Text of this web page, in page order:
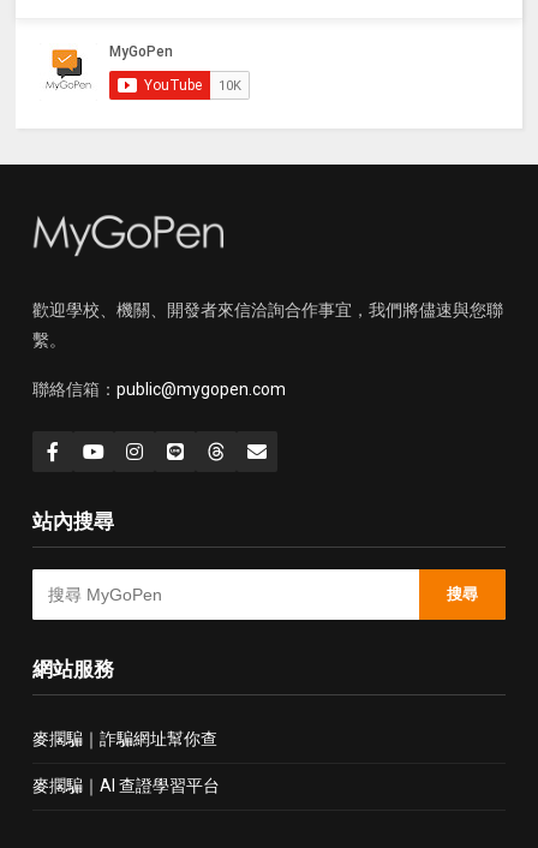
歡迎學校、機關、開發者來信洽詢合作事宜，我們將儘速與您聯
繫。
聯絡信箱： public@mygopen.com
站內搜尋
搜尋
網站服務
麥擱騙｜詐騙網址幫你查
麥擱騙｜AI 查證學習平台